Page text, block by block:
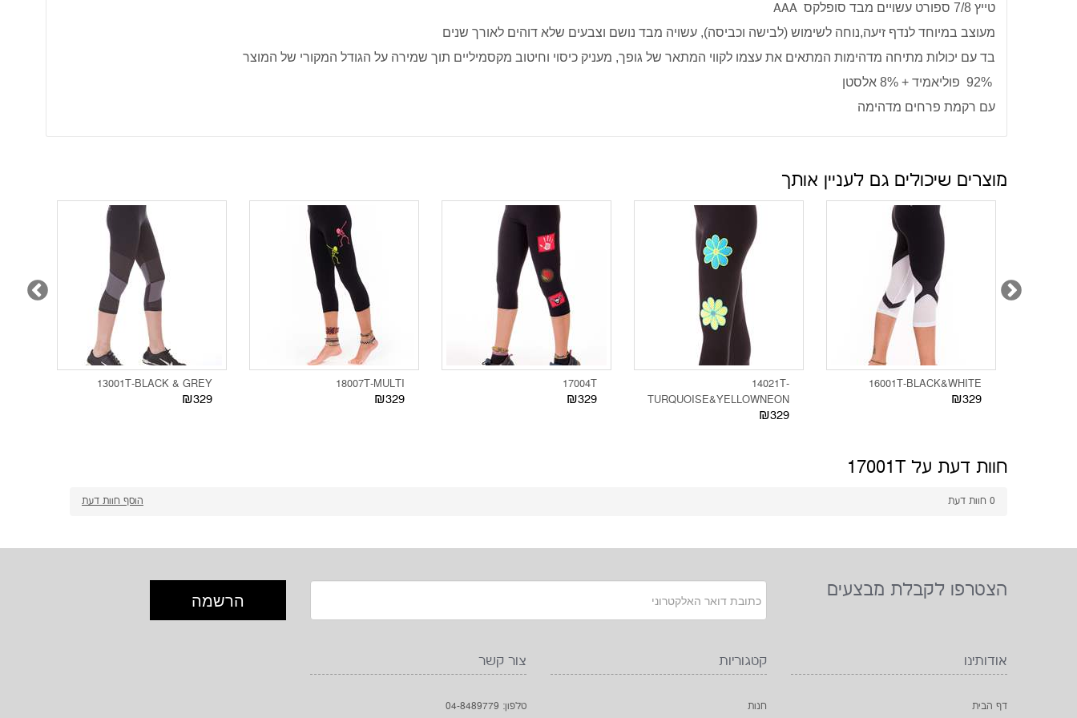
טייץ 7/8 ספורט עשויים מבד סופלקס
AAA
מעוצב במיוחד לנדף זיעה,נוחה לשימוש (לבישה וכביסה), עשויה מבד נושם וצבעים שלא דוהים לאורך שנים
בד עם יכולות מתיחה מדהימות המתאים את עצמו לקווי המתאר של גופך, מעניק כיסוי וחיטוב מקסמיליים תוך שמירה על הגודל המקורי של המוצר
עם רקמת פרחים מדהימה
מוצרים שיכולים גם לעניין אותך
13001T-BLACK & GREY
₪329
18007T-MULTI
₪329
17004T
₪329
14021T-
TURQUOISE&YELLOWNEON
₪329
16001T-BLACK&WHITE
₪329
חוות דעת על 17001T
0 חוות דעת הוסף חוות דעת
הצטרפו לקבלת מבצעים
אודותינו
דף הבית
קטגוריות
חנות
צור קשר
טלפון: 04-8489779